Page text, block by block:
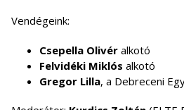
Vendégeink:
Csepella Olivér alkotó
Felvidéki Miklós alkotó
Gregor Lilla, a Debreceni